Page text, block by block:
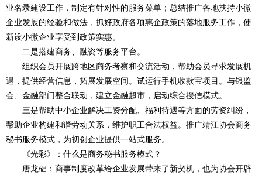
业名录建设工作，制定有针对性的服务菜单；总结推广各地扶持小微
企业发展的经验和做法，抓好政府各项惠企政策的落地服务工作，使
新设小微企业享受到政策实惠。
二是搭建商务、融资等服务平台。
组织会员开展跨地区商务考察和交流活动，帮助会员寻求发展机
遇，提供经营信息，拓展发展空间。试运行手机收款宝项目。与银监
会、金融部门整合联动，建立金融超市，启动综合授信模式。
三是帮助中小企业解决工资分配、福利待遇等方面的劳资纠纷，
帮助企业构建和谐劳动关系，维护职工合法权益。推广靖江协会商务
秘书服务模式，为初创企业提供一站式服务。
《光彩》：什么是商务秘书服务模式？
唐龙础：商事制度改革给企业发展带来了新契机，也为协会开辟